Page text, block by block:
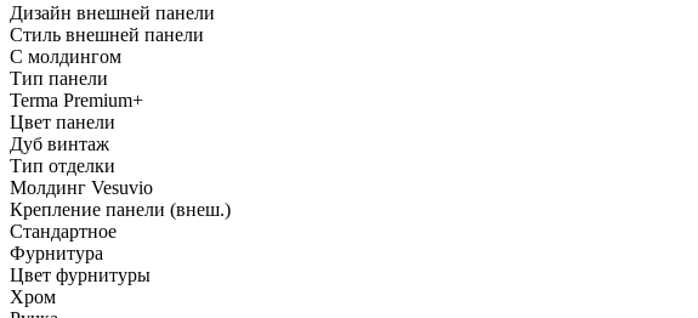
Дизайн внешней панели
Стиль внешней панели
С молдингом
Тип панели
Terma Premium+
Цвет панели
Дуб винтаж
Тип отделки
Молдинг Vesuvio
Крепление панели (внеш.)
Стандартное
Фурнитура
Цвет фурнитуры
Хром